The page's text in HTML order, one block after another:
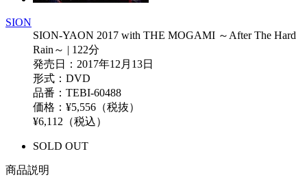
SION
SION-YAON 2017 with THE MOGAMI ～After The Hard
Rain～ | 122分
発売日：2017年12月13日
形式：DVD
品番：TEBI-60488
価格：¥5,556（税抜）
¥6,112（税込）
SOLD OUT
商品説明